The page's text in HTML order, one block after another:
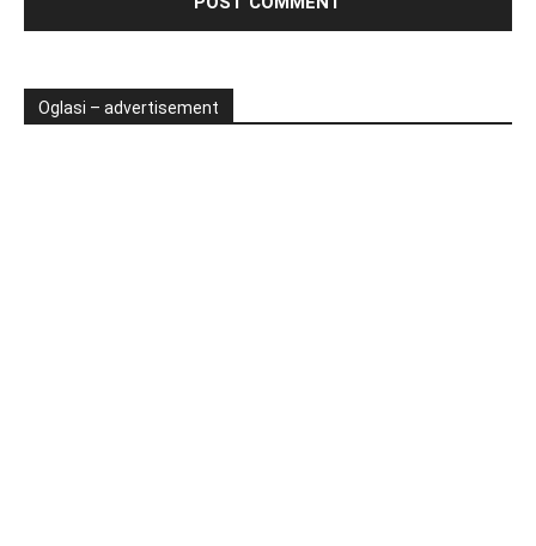
Oglasi – advertisement